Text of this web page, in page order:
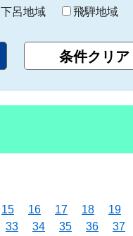
下呂地域 飛騨地域
15 16 17 18 19
33 34 35 36 37